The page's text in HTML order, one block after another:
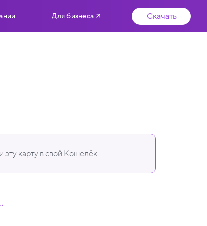
Для бизнеса Скачать
карту в свой Кошелёк